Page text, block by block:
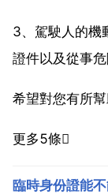
3、駕駛人的機
證件以及從事
希望對您有所
更多5條
臨時身份證能